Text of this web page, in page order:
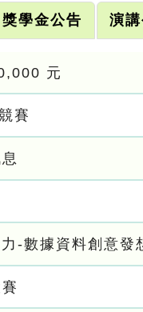
獎學金公告 演
元
賽
-數據資料創意發